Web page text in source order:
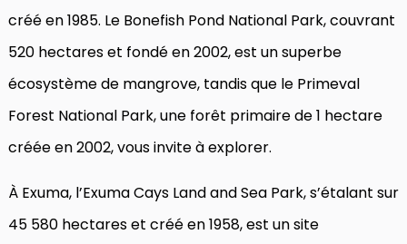
créé en 1985. Le Bonefish Pond National Park, couvrant
520 hectares et fondé en 2002, est un superbe
écosystème de mangrove, tandis que le Primeval
Forest National Park, une forêt primaire de 1 hectare
créée en 2002, vous invite à explorer.
À Exuma, l’Exuma Cays Land and Sea Park, s’étalant sur
45 580 hectares et créé en 1958, est un site